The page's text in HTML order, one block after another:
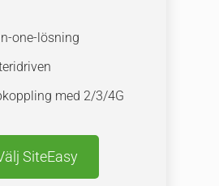
one-lösning
med 2/3/4G
SiteEasy